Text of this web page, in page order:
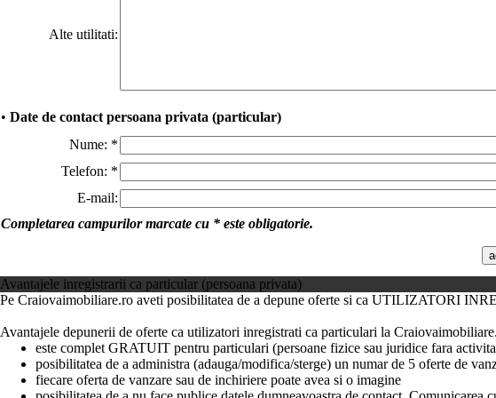
Alte utilitati:
• Date de contact persoana privata (particular)
Nume: *
Telefon: *
E-mail:
Completarea campurilor marcate cu * este obligatorie.
Avantajele inregistrarii ca particular (persoana privata)
Pe Craiovaimobiliare.ro aveti posibilitatea de a depune oferte si ca UTILIZATORI
Avantajele depunerii de oferte ca utilizatori inregistrati ca particulari la
este complet GRATUIT pentru particulari (persoane fizice sau juridice fara
posibilitatea de a administra (adauga/modifica/sterge) un numar de 5 oferte de
fiecare oferta de vanzare sau de inchiriere poate avea si o imagine